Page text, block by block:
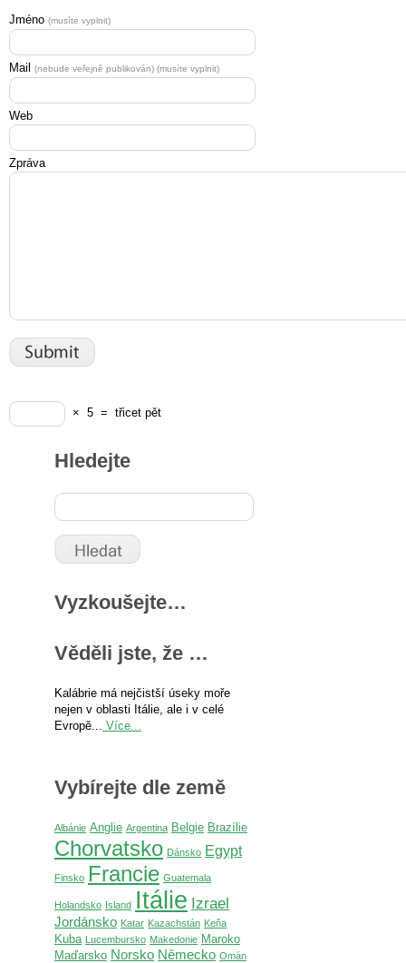
Jméno (musíte vyplnit)
Mail (nebude veřejně publikován) (musíte vyplnit)
Web
Zpráva
× 5 = třicet pět
Hledejte
Vyzkoušejte…
Věděli jste, že …
Kalábrie má nejčistší úseky moře
nejen v oblasti Itálie, ale i v celé
Evropě... Více...
Vybírejte dle země
Albánie Anglie Argentina Belgie Brazílie
Chorvatsko Dánsko Egypt
Finsko Francie Guatemala
Holandsko Island Itálie Izrael
Jordánsko Katar Kazachstán Keňa
Kuba Lucembursko Makedonie Maroko
Maďarsko Norsko Německo Omán